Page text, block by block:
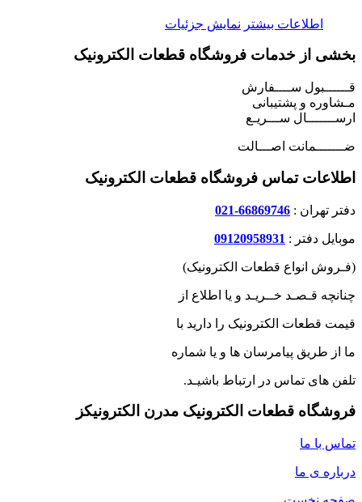
اطلاعات بیشتر نمایش جزئیات
بخشی از خدمات فروشگاه قطعات الکترونیک
قــــــبول ســــفارش
مـشاوره و پشتیبانی
ارســـــــال ســـریـع
ضـــــــمانت اصـــالت
اطلاعات تماس فروشگاه قطعات الکترونیک
دفتر تهران : 66869746-021
موبایل دفتر : 09120958931
(فـروش انواع قطعات الکترونیک)
چنانچه قـصـد خــریـد و یا اطلاع از
قیمت قطعات الکترونیک را دارید با
ما از طریق پیامرسان ها و یا شماره
تلفن های تماس در ارتباط باشیـد.
فروشگاه قطعات الکترونیک مدرن الکترونیکز
تماس با ما
درباره ی ما